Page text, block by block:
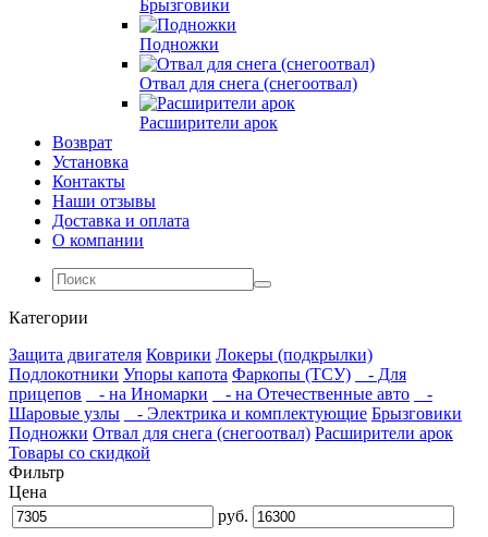
Брызговики
Подножки
Отвал для снега (снегоотвал)
Расширители арок
Возврат
Установка
Контакты
Наши отзывы
Доставка и оплата
О компании
Категории
Защита двигателя Коврики Локеры (подкрылки)
Подлокотники Упоры капота Фаркопы (ТСУ)
- Для
прицепов
- на Иномарки - на Отечественные авто
-
Шаровые узлы
- Электрика и комплектующие Брызговики
Подножки Отвал для снега (снегоотвал) Расширители арок
Товары со скидкой
Фильтр
Цена
руб.